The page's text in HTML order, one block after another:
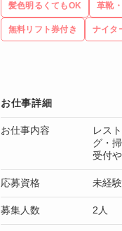
髪色明るくてもOK 革靴
無料リフト券付き ナイタ
お仕事詳細
お仕事内容
レス
グ・
受付
応募資格 未経
募集人数 2人